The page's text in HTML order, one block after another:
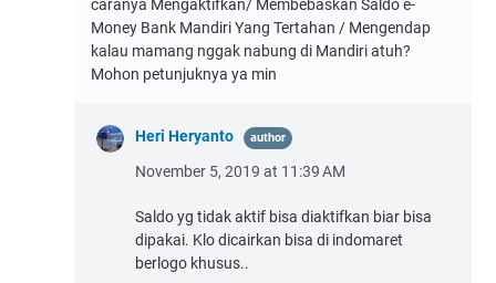
caranya Mengaktifkan/ Membebaskan Saldo e-
Money Bank Mandiri Yang Tertahan / Mengendap
kalau mamang nggak nabung di Mandiri atuh?
Mohon petunjuknya ya min
Heri Heryanto
November 5, 2019 at 11:39 AM
Saldo yg tidak aktif bisa diaktifkan biar bisa
dipakai. Klo dicairkan bisa di indomaret
berlogo khusus..